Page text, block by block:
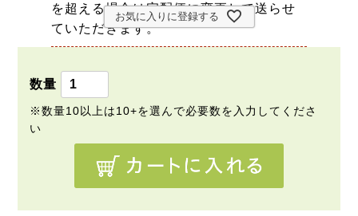
を超える場合は宅配便に変更して送らせ
ていただきます。
お気に入りに登録する